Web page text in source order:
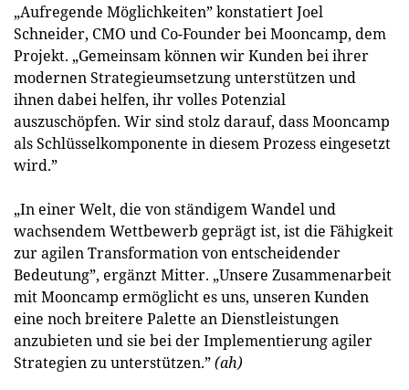
„Aufregende Möglichkeiten” konstatiert Joel
Schneider, CMO und Co-Founder bei Mooncamp, dem
Projekt. „Gemeinsam können wir Kunden bei ihrer
modernen Strategieumsetzung unterstützen und
ihnen dabei helfen, ihr volles Potenzial
auszuschöpfen. Wir sind stolz darauf, dass Mooncamp
als Schlüsselkomponente in diesem Prozess eingesetzt
wird.”
„In einer Welt, die von ständigem Wandel und
wachsendem Wettbewerb geprägt ist, ist die Fähigkeit
zur agilen Transformation von entscheidender
Bedeutung”, ergänzt Mitter. „Unsere Zusammenarbeit
mit Mooncamp ermöglicht es uns, unseren Kunden
eine noch breitere Palette an Dienstleistungen
anzubieten und sie bei der Implementierung agiler
Strategien zu unterstützen.”(ah)